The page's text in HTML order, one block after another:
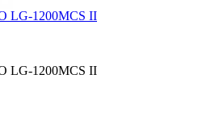
LG-1200MCS II
LG-1200MCS II